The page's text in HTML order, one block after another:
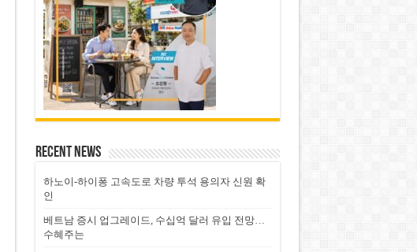
Recent News
하노이-하이퐁 고속도로 차량 투석 용의자 신원 확
인
베트남 증시 업그레이드, 수십억 달러 유입 전망…
수혜주는